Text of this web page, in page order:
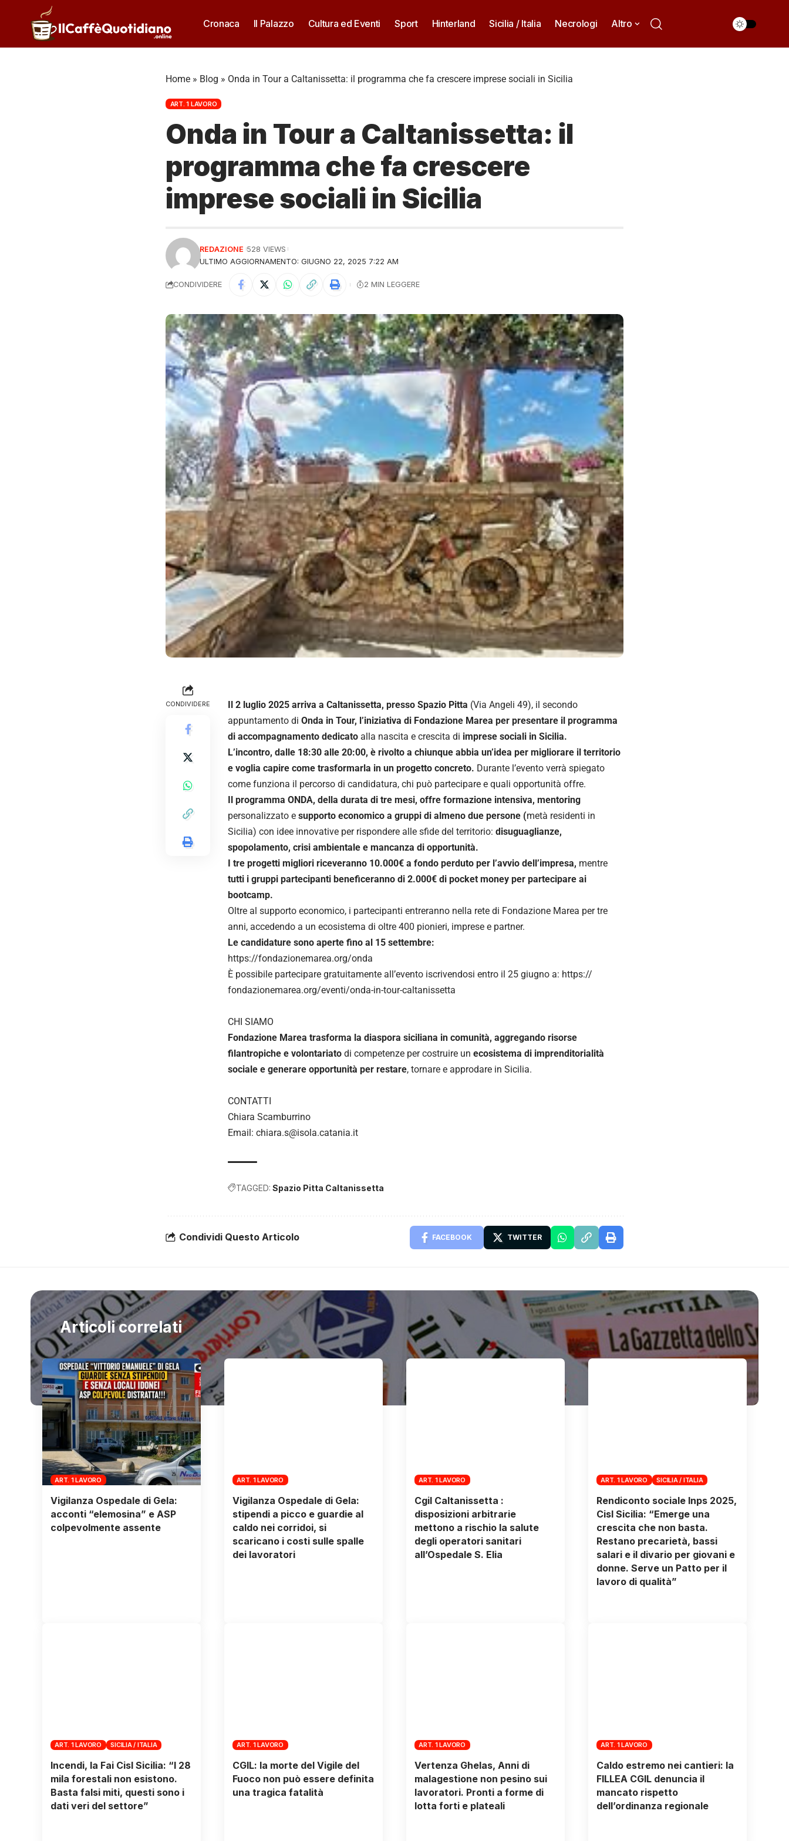
Cronaca Il Palazzo Cultura ed Eventi Sport Hinterland Sicilia / Italia Necrologi Altro
Home » Blog » Onda in Tour a Caltanissetta: il programma che fa crescere imprese sociali in Sicilia
ART. 1 LAVORO
Onda in Tour a Caltanissetta: il
programma che fa crescere
imprese sociali in Sicilia
ULTIMO AGGIORNAMENTO: GIUGNO 22, 2025 7:22 AM
REDAZIONE 528 VIEWS
CONDIVIDERE 2 MIN LEGGERE
CONDIVIDERE Il 2 luglio 2025 arriva a Caltanissetta, presso Spazio Pitta (Via Angeli 49), il secondo
appuntamento di Onda in Tour, l’iniziativa di Fondazione Marea per presentare il programma
di accompagnamento dedicato alla nascita e crescita di imprese sociali in Sicilia.
L’incontro, dalle 18:30 alle 20:00, è rivolto a chiunque abbia un’idea per migliorare il territorio
e voglia capire come trasformarla in un progetto concreto. Durante l’evento verrà spiegato
come funziona il percorso di candidatura, chi può partecipare e quali opportunità offre.
Il programma ONDA, della durata di tre mesi, offre formazione intensiva, mentoring
personalizzato e supporto economico a gruppi di almeno due persone (metà residenti in
Sicilia) con idee innovative per rispondere alle sfide del territorio: disuguaglianze,
spopolamento, crisi ambientale e mancanza di opportunità.
I tre progetti migliori riceveranno 10.000€ a fondo perduto per l’avvio dell’impresa, mentre
tutti i gruppi partecipanti beneficeranno di 2.000€ di pocket money per partecipare ai
bootcamp.
Oltre al supporto economico, i partecipanti entreranno nella rete di Fondazione Marea per tre
anni, accedendo a un ecosistema di oltre 400 pionieri, imprese e partner.
Le candidature sono aperte fino al 15 settembre:
https://fondazionemarea.org/onda
È possibile partecipare gratuitamente all’evento iscrivendosi entro il 25 giugno a: https://
fondazionemarea.org/eventi/onda-in-tour-caltanissetta
CHI SIAMO
Fondazione Marea trasforma la diaspora siciliana in comunità, aggregando risorse
filantropiche e volontariato di competenze per costruire un ecosistema di imprenditorialità
sociale e generare opportunità per restare, tornare e approdare in Sicilia.
CONTATTI
Chiara Scamburrino
Email: chiara.s@isola.catania.it
TAGGED: Spazio Pitta Caltanissetta
Condividi Questo Articolo FACEBOOK TWITTER
Articoli correlati
ART. 1 LAVORO
Vigilanza Ospedale di Gela:
acconti “elemosina” e ASP
colpevolmente assente
ART. 1 LAVORO
Vigilanza Ospedale di Gela:
stipendi a picco e guardie al
caldo nei corridoi, si
scaricano i costi sulle spalle
dei lavoratori
ART. 1 LAVORO
Cgil Caltanissetta :
disposizioni arbitrarie
mettono a rischio la salute
degli operatori sanitari
all’Ospedale S. Elia
ART. 1 LAVORO SICILIA / ITALIA
Rendiconto sociale Inps 2025,
Cisl Sicilia: “Emerge una
crescita che non basta.
Restano precarietà, bassi
salari e il divario per giovani e
donne. Serve un Patto per il
lavoro di qualità”
ART. 1 LAVORO SICILIA / ITALIA
Incendi, la Fai Cisl Sicilia: “I 28
mila forestali non esistono.
Basta falsi miti, questi sono i
dati veri del settore”
ART. 1 LAVORO
CGIL: la morte del Vigile del
Fuoco non può essere definita
una tragica fatalità
ART. 1 LAVORO
Vertenza Ghelas, Anni di
malagestione non pesino sui
lavoratori. Pronti a forme di
lotta forti e plateali
ART. 1 LAVORO
Caldo estremo nei cantieri: la
FILLEA CGIL denuncia il
mancato rispetto
dell’ordinanza regionale